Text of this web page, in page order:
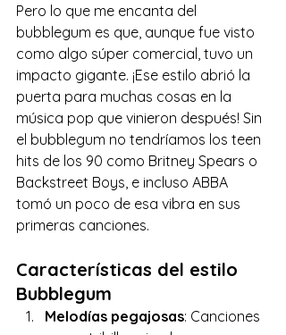
Pero lo que me encanta del
bubblegum es que, aunque fue visto
como algo súper comercial, tuvo un
impacto gigante. ¡Ese estilo abrió la
puerta para muchas cosas en la
música pop que vinieron después! Sin
el bubblegum no tendríamos los teen
hits de los 90 como Britney Spears o
Backstreet Boys, e incluso ABBA
tomó un poco de esa vibra en sus
primeras canciones.
Características del estilo
Bubblegum
Melodías pegajosas: Canciones